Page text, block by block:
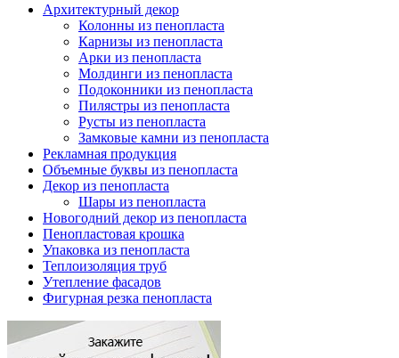
Архитектурный декор
Колонны из пенопласта
Карнизы из пенопласта
Арки из пенопласта
Молдинги из пенопласта
Подоконники из пенопласта
Пилястры из пенопласта
Русты из пенопласта
Замковые камни из пенопласта
Рекламная продукция
Объемные буквы из пенопласта
Декор из пенопласта
Шары из пенопласта
Новогодний декор из пенопласта
Пенопластовая крошка
Упаковка из пенопласта
Теплоизоляция труб
Утепление фасадов
Фигурная резка пенопласта